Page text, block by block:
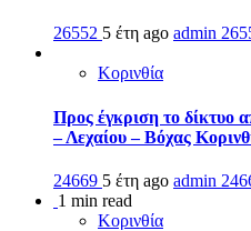
26552 5 έτη ago admin
Κορινθία
Προς έγκριση το δίκτυο
– Λεχαίου – Βόχας
24669 5 έτη ago admin
1 min read
Κορινθία